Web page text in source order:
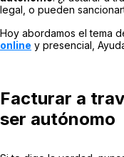
legal, o pueden
Hoy abordamos el tema
online y presencial,
Facturar a
ser autónomo